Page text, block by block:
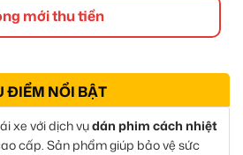
mới thu tiền
ĐIỂM NỔI BẬT
xe với dịch vụdán phim cách nhiệt
cấp. Sản phẩm giúp bảo vệ sức